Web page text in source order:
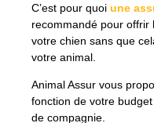
C’est pour quoi une
recommandé pour offrir
votre chien sans que
votre animal.
Animal Assur vous
fonction de votre
de compagnie.